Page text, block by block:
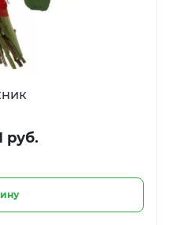
руб.